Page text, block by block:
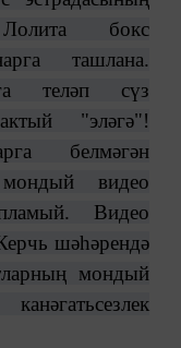
бокс
ташлана.
теләп сүз
"эләгә"!
белмәгән
видео
Видео
шәһәрендә
мондый